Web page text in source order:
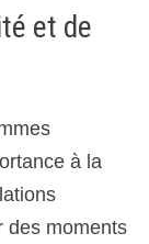
et de
à la
des moments